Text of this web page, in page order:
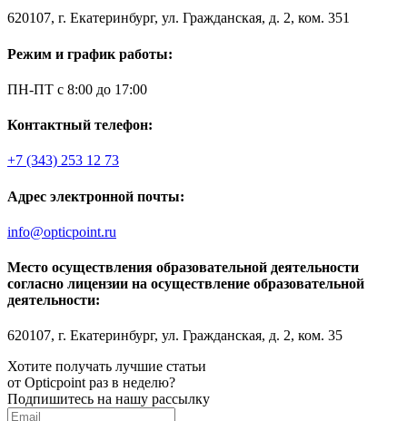
620107, г. Екатеринбург, ул. Гражданская, д. 2, ком. 351
Режим и график работы:
ПН-ПТ с 8:00 до 17:00
Контактный телефон:
+7 (343) 253 12 73
Адрес электронной почты:
info@opticpoint.ru
Место осуществления образовательной деятельности
согласно лицензии на осуществление образовательной
деятельности:
620107, г. Екатеринбург, ул. Гражданская, д. 2, ком. 35
Хотите получать лучшие статьи
от Opticpoint раз в неделю?
Подпишитесь на нашу рассылку